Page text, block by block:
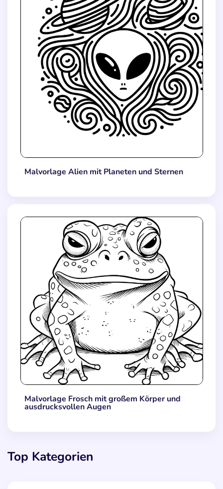
Malvorlage Alien mit Planeten und Sternen
Malvorlage Frosch mit großem Körper und
ausdrucksvollen Augen
Top Kategorien